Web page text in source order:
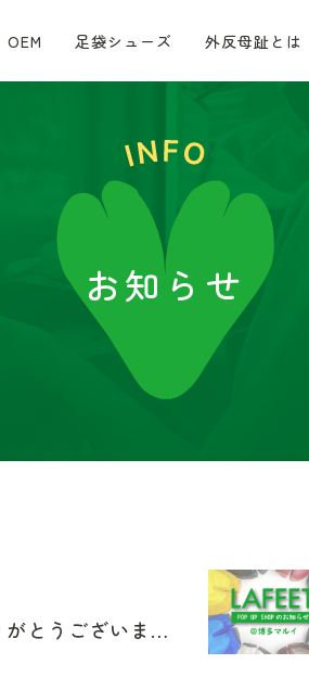
OEM 足袋シューズ 外反母趾とは
お知らせ
LAFEETイベント情報！＠博多【ご来場ありがとうございました！】